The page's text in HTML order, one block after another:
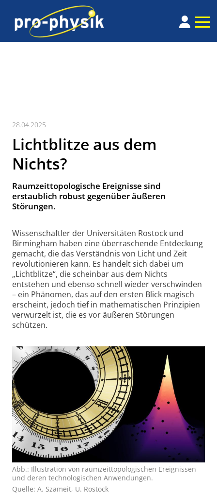
28.04.2025
Lichtblitze aus dem
Nichts?
Raumzeittopologische Ereignisse sind
erstaublich robust gegenüber äußeren
Störungen.
Wissenschaftler der Universitäten Rostock und
Birmingham haben eine überraschende Entdeckung
gemacht, die das Verständnis von Licht und Zeit
revolutionieren kann. Es handelt sich dabei um
„Lichtblitze“, die scheinbar aus dem Nichts
entstehen und ebenso schnell wieder verschwinden
– ein Phänomen, das auf den ersten Blick magisch
erscheint, jedoch tief in mathematischen Prinzipien
verwurzelt ist, die es vor äußeren Störungen
schützen.
Abb.: Illustration von raumzeittopologischen Ereignissen
und deren technologischen Anwendungen.
Quelle: A. Szameit, U. Rostock